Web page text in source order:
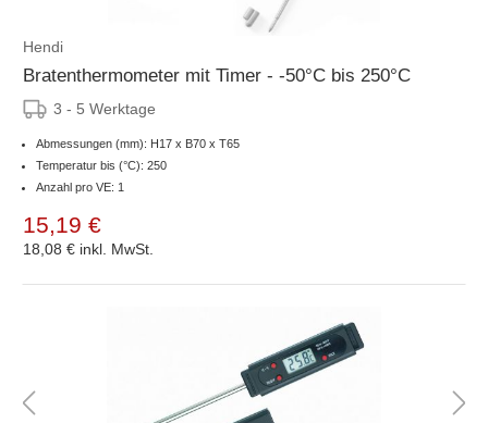
Hendi
Bratenthermometer mit Timer - -50°C bis 250°C
3 - 5 Werktage
Abmessungen (mm): H17 x B70 x T65
Temperatur bis (°C): 250
Anzahl pro VE: 1
15,19 €
18,08 € inkl. MwSt.